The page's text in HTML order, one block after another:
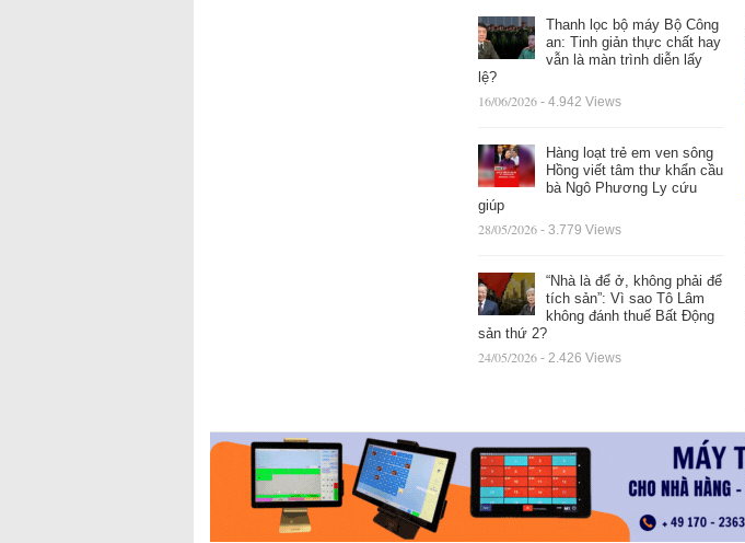
Thanh lọc bộ máy Bộ Công
an: Tinh giản thực chất hay
vẫn là màn trình diễn lấy
lệ?
16/06/2026 - 4.942 Views
Hàng loạt trẻ em ven sông
Hồng viết tâm thư khẩn cầu
bà Ngô Phương Ly cứu
giúp
28/05/2026 - 3.779 Views
“Nhà là để ở, không phải để
tích sản”: Vì sao Tô Lâm
không đánh thuế Bất Động
sản thứ 2?
24/05/2026 - 2.426 Views